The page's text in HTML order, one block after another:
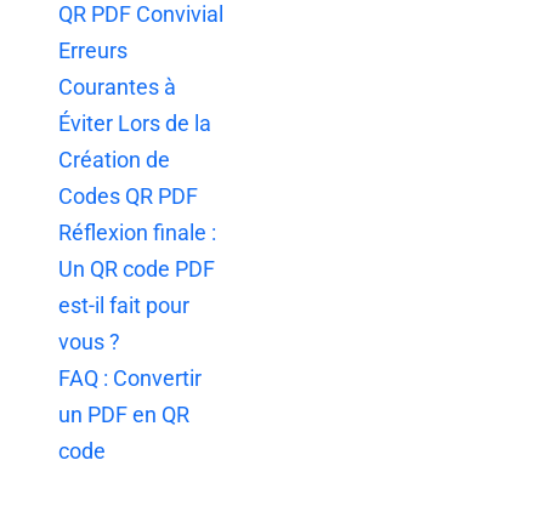
QR PDF Convivial
Erreurs
Courantes à
Éviter Lors de la
Création de
Codes QR PDF
Réflexion finale :
Un QR code PDF
est-il fait pour
vous ?
FAQ : Convertir
un PDF en QR
code